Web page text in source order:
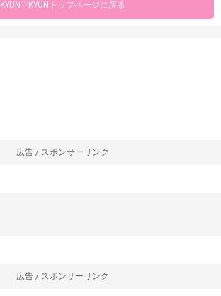
KYUN♡KYUNトップページに戻る
広告 / スポンサーリンク
広告 / スポンサーリンク